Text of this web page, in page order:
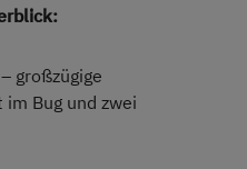
– großzügige
Bug und zwei